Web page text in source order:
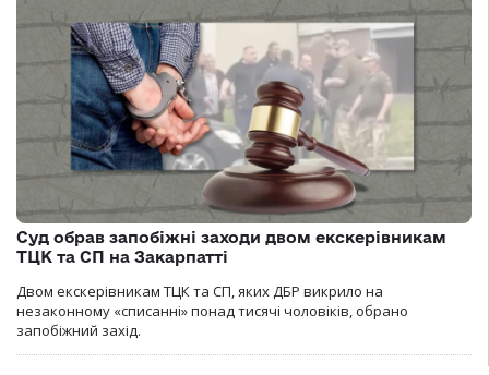
Суд обрав запобіжні заходи двом екскерівникам
ТЦК та СП на Закарпатті
Двом екскерівникам ТЦК та СП, яких ДБР викрило на
незаконному «списанні» понад тисячі чоловіків, обрано
запобіжний захід.